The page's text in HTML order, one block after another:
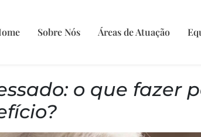
Sobre Nós Áreas de Atuação
o que fazer